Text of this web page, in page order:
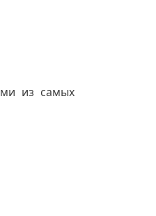
из самых